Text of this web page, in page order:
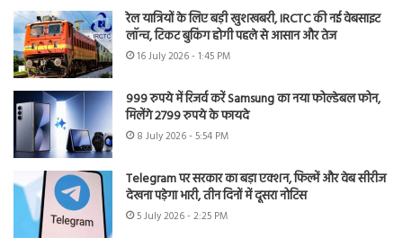
रेल यात्रियों के लिए बड़ी खुशखबरी, IRCTC की नई वेबसाइट
लॉन्च, टिकट बुकिंग होगी पहले से आसान और तेज
16 July 2026 - 1:45 PM
999 रुपये में रिजर्व करें Samsung का नया फोल्डेबल फोन,
मिलेंगे 2799 रुपये के फायदे
8 July 2026 - 5:54 PM
Telegram पर सरकार का बड़ा एक्शन, फिल्में और वेब सीरीज
देखना पड़ेगा भारी, तीन दिनों में दूसरा नोटिस
5 July 2026 - 2:25 PM